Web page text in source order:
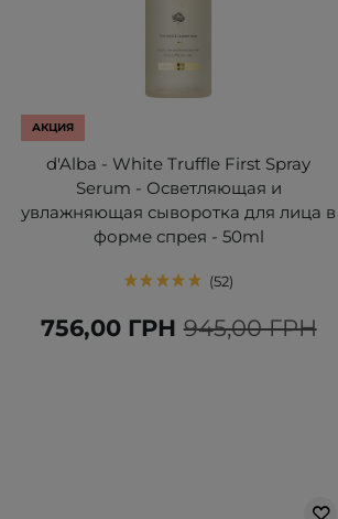
АКЦИЯ
d'Alba - White Truffle First Spray
Serum - Осветляющая и
увлажняющая сыворотка для лица в
форме спрея - 50ml
52
945,00 ГРН
756,00 ГРН